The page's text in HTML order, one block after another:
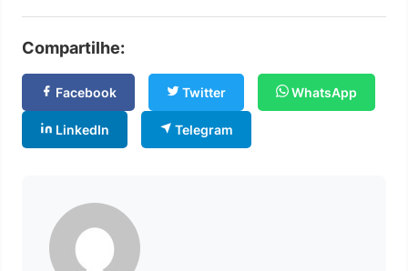
Compartilhe:
Facebook Twitter WhatsApp
LinkedIn Telegram